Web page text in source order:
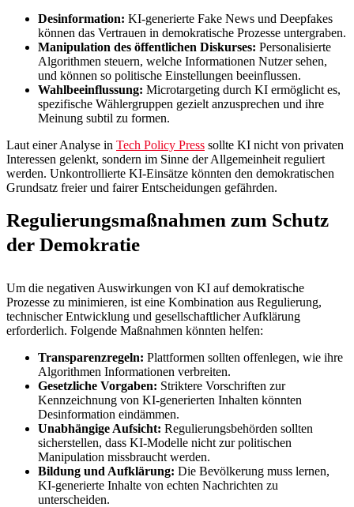
Desinformation: KI-generierte Fake News und Deepfakes
können das Vertrauen in demokratische Prozesse untergraben.
Manipulation des öffentlichen Diskurses: Personalisierte
Algorithmen steuern, welche Informationen Nutzer sehen,
und können so politische Einstellungen beeinflussen.
Wahlbeeinflussung: Microtargeting durch KI ermöglicht es,
spezifische Wählergruppen gezielt anzusprechen und ihre
Meinung subtil zu formen.
Laut einer Analyse in Tech Policy Press sollte KI nicht von privaten
Interessen gelenkt, sondern im Sinne der Allgemeinheit reguliert
werden. Unkontrollierte KI-Einsätze könnten den demokratischen
Grundsatz freier und fairer Entscheidungen gefährden.
Regulierungsmaßnahmen zum Schutz
der Demokratie
Um die negativen Auswirkungen von KI auf demokratische
Prozesse zu minimieren, ist eine Kombination aus Regulierung,
technischer Entwicklung und gesellschaftlicher Aufklärung
erforderlich. Folgende Maßnahmen könnten helfen:
Transparenzregeln: Plattformen sollten offenlegen, wie ihre
Algorithmen Informationen verbreiten.
Gesetzliche Vorgaben: Striktere Vorschriften zur
Kennzeichnung von KI-generierten Inhalten könnten
Desinformation eindämmen.
Unabhängige Aufsicht: Regulierungsbehörden sollten
sicherstellen, dass KI-Modelle nicht zur politischen
Manipulation missbraucht werden.
Bildung und Aufklärung: Die Bevölkerung muss lernen,
KI-generierte Inhalte von echten Nachrichten zu
unterscheiden.